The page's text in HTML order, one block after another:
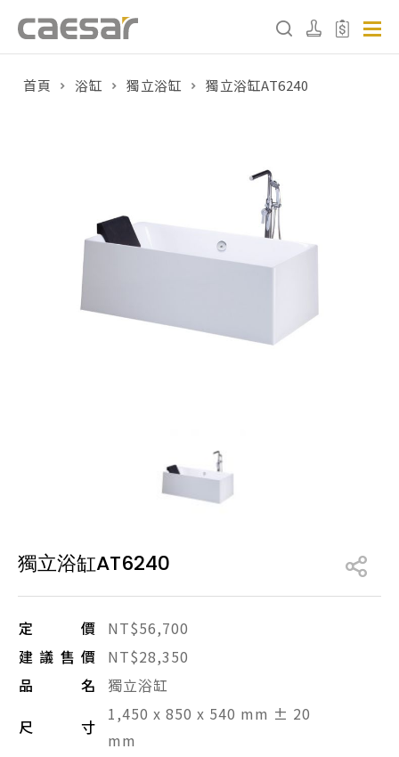
販賣中商品 已下架商品
搜尋產品
已下架商品
搜尋產品
首頁 浴缸 獨立浴缸 獨立浴缸AT6240
獨立浴缸AT6240
定價
NT$56,700
建議售價
NT$28,350
品名
獨立浴缸
尺寸
1,450 x 850 x 540 mm ± 20
mm